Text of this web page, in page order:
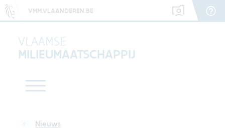
VMM.VLAANDEREN.BE
VLAAMSE
MILIEUMAATSCHAPPIJ
Nieuws